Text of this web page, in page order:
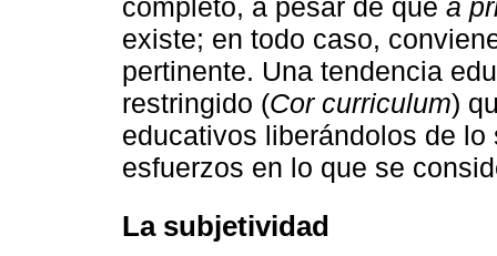
completo, a pesar de que a
existe; en todo caso,
pertinente. Una tendencia
restringido (Cor curriculum)
educativos liberándolos de
esfuerzos en lo que se
La subjetividad